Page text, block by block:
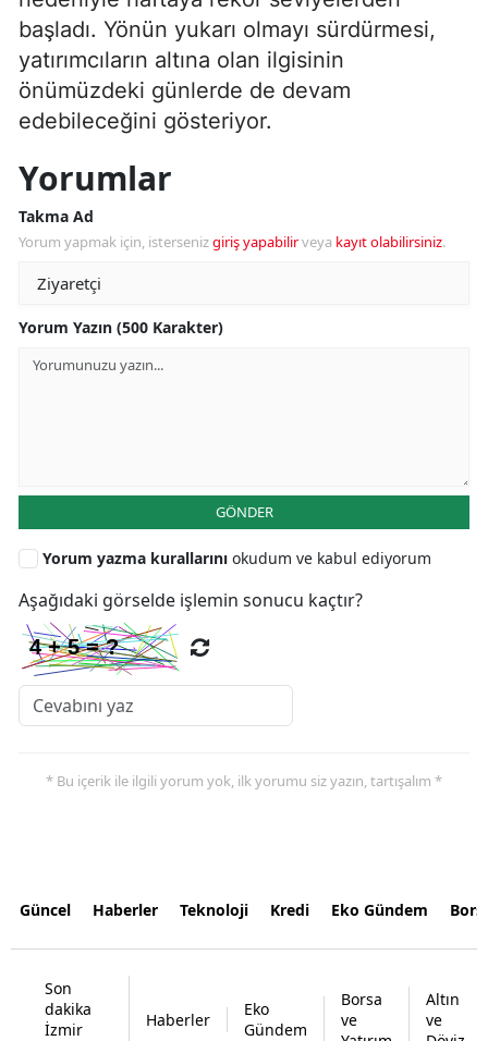
başladı. Yönün yukarı olmayı sürdürmesi,
yatırımcıların altına olan ilgisinin
önümüzdeki günlerde de devam
edebileceğini gösteriyor.
Yorumlar
Takma Ad
Yorum yapmak için, istersenizgiriş yapabilirveya kayıt olabilirsiniz.
Yorum Yazın (500 Karakter)
GÖNDER
Yorum yazma kurallarını okudum ve kabul ediyorum
Aşağıdaki görselde işlemin sonucu kaçtır?
* Bu içerik ile ilgili yorum yok, ilk yorumu siz yazın, tartışalım *
Güncel Haberler Teknoloji Kredi Eko Gündem
Son
dakika
İzmir
Haberler
Eko
Gündem
Borsa
ve
Altın
ve